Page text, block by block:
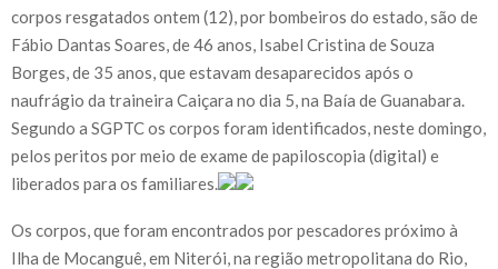
corpos resgatados ontem (12), por bombeiros do estado, são de
Fábio Dantas Soares, de 46 anos, Isabel Cristina de Souza
Borges, de 35 anos, que estavam desaparecidos após o
naufrágio da traineira Caiçara no dia 5, na Baía de Guanabara.
Segundo a SGPTC os corpos foram identificados, neste domingo,
pelos peritos por meio de exame de papiloscopia (digital) e
liberados para os familiares.
Os corpos, que foram encontrados por pescadores próximo à
Ilha de Mocanguê, em Niterói, na região metropolitana do Rio,